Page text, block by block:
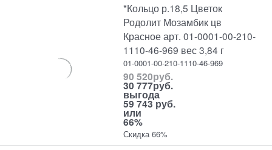
*Кольцо р.18,5 Цветок
Родолит Мозамбик цв
Красное арт. 01-0001-00-210-
1110-46-969 вес 3,84 г
01-0001-00-210-1110-46-969
90 520руб.
30 777руб.
выгода
59 743 руб.
или
66%
Скидка 66%